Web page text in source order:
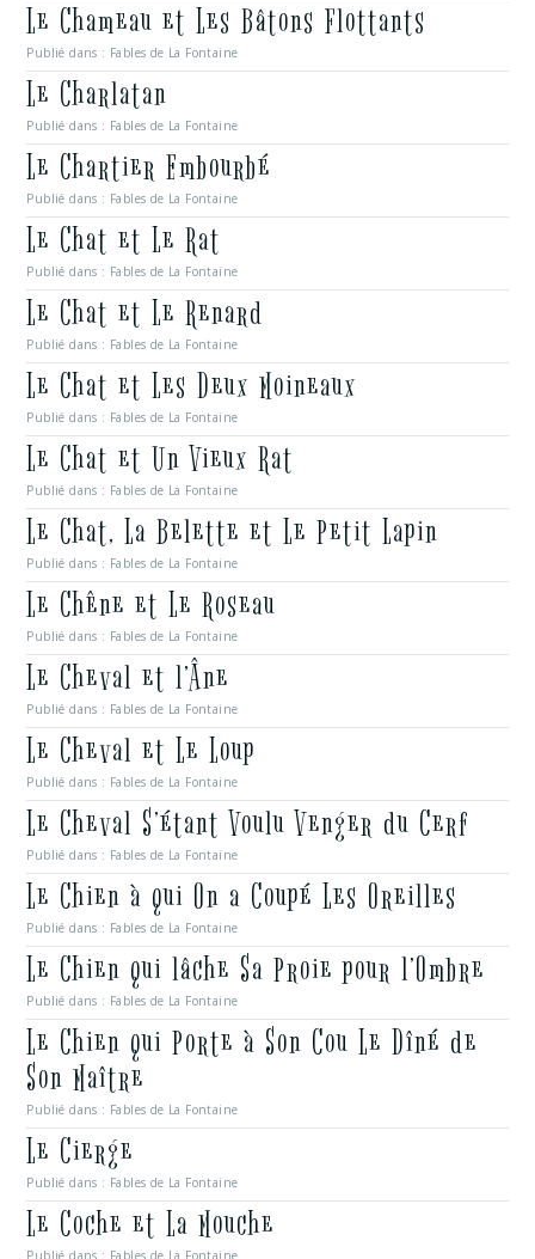
Le Chameau et Les Bâtons Flottants
Publié dans : Fables de La Fontaine
Le Charlatan
Publié dans : Fables de La Fontaine
Le Chartier Embourbé
Publié dans : Fables de La Fontaine
Le Chat et Le Rat
Publié dans : Fables de La Fontaine
Le Chat et Le Renard
Publié dans : Fables de La Fontaine
Le Chat et Les Deux Moineaux
Publié dans : Fables de La Fontaine
Le Chat et Un Vieux Rat
Publié dans : Fables de La Fontaine
Le Chat, La Belette et Le Petit Lapin
Publié dans : Fables de La Fontaine
Le Chêne et Le Roseau
Publié dans : Fables de La Fontaine
Le Cheval et l’Âne
Publié dans : Fables de La Fontaine
Le Cheval et Le Loup
Publié dans : Fables de La Fontaine
Le Cheval S’étant Voulu Venger du Cerf
Publié dans : Fables de La Fontaine
Le Chien à qui On a Coupé Les Oreilles
Publié dans : Fables de La Fontaine
Le Chien qui lâche Sa Proie pour l’Ombre
Publié dans : Fables de La Fontaine
Le Chien qui Porte à Son Cou Le Dîné de
Son Maître
Publié dans : Fables de La Fontaine
Le Cierge
Publié dans : Fables de La Fontaine
Le Coche et La Mouche
Publié dans : Fables de La Fontaine